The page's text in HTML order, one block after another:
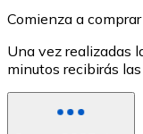
Comienza a
Una vez realizadas
minutos recibirás